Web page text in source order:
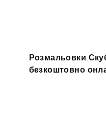
Розмальовки
безкоштовно